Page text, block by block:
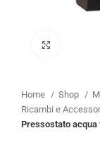
Home Shop
Ricambi e
Pressostato